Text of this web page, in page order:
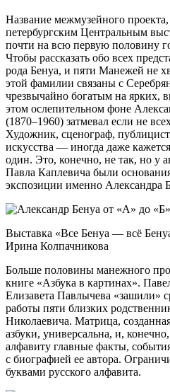
Название межмузейного проекта,
петербургским Центральным
почти на всю первую половину
Чтобы рассказать обо всех
рода Бенуа, и пяти Манежей не
этой фамилии связаны с
чрезвычайно богатым на ярких,
этом ослепительном фоне
(1870–1960) затмевал если не
Художник, сценограф,
искусства — иногда даже
один. Это, конечно, не так, но у
Павла Каплевича были
экспозиции именно Александра
Выставка «Все Бенуа — всё
Ирина Колпачникова
Больше половины манежного
книге «Азбука в картинах».
Елизавета Павлычева «зашили»
работы пяти близких
Николаевича. Матрица,
азбуки, универсальна, и,
алфавиту главные факты,
с биографией ее автора.
буквами русского алфавита.